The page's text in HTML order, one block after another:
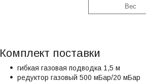
Вес
Комплект поставки
гибкая газовая подводка 1,5 м
редуктор газовый 500 мБар/20 мБар